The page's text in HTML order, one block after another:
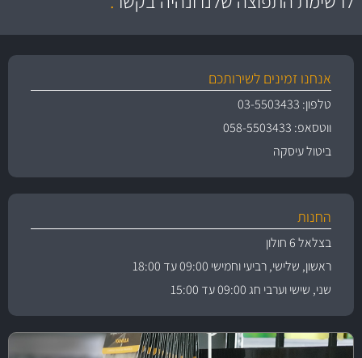
אנחנו זמינים לשירותכם
טלפון: 03-5503433
ווטסאפ: 058-5503433
ביטול עיסקה
החנות
בצלאל 6 חולון
ראשון, שלישי, רביעי וחמישי 09:00 עד 18:00
שני, שישי וערבי חג 09:00 עד 15:00